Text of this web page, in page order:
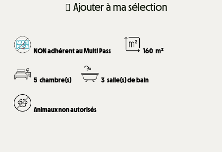
Ajouter à ma sélection
NON adhérent au Multi Pass 160 m²
5 chambre(s) 3 salle(s) de bain
Animaux non autorisés